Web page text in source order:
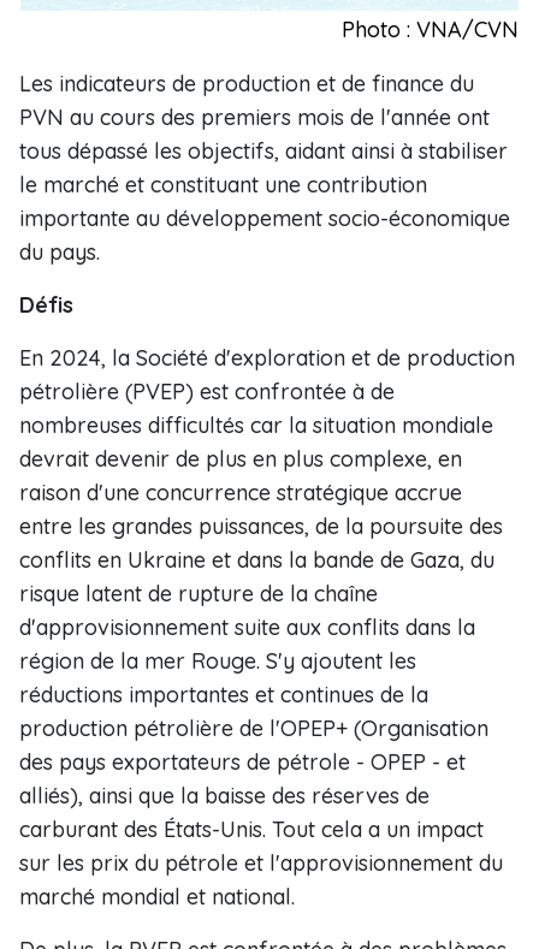
Photo : VNA/CVN
Les indicateurs de production et de finance du
PVN au cours des premiers mois de l'année ont
tous dépassé les objectifs, aidant ainsi à stabiliser
le marché et constituant une contribution
importante au développement socio-économique
du pays.
Défis
En 2024, la Société d'exploration et de production
pétrolière (PVEP) est confrontée à de
nombreuses difficultés car la situation mondiale
devrait devenir de plus en plus complexe, en
raison d'une concurrence stratégique accrue
entre les grandes puissances, de la poursuite des
conflits en Ukraine et dans la bande de Gaza, du
risque latent de rupture de la chaîne
d'approvisionnement suite aux conflits dans la
région de la mer Rouge. S'y ajoutent les
réductions importantes et continues de la
production pétrolière de l'OPEP+ (Organisation
des pays exportateurs de pétrole - OPEP - et
alliés), ainsi que la baisse des réserves de
carburant des États-Unis. Tout cela a un impact
sur les prix du pétrole et l'approvisionnement du
marché mondial et national.